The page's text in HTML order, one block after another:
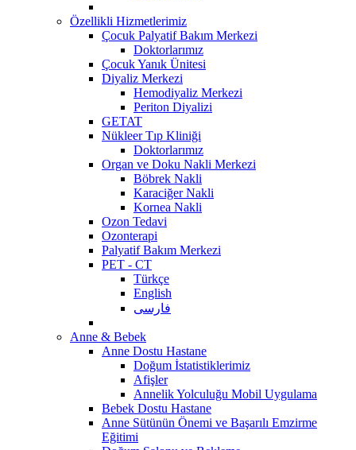
Özellikli Hizmetlerimiz
Çocuk Palyatif Bakım Merkezi
Doktorlarımız
Çocuk Yanık Ünitesi
Diyaliz Merkezi
Hemodiyaliz Merkezi
Periton Diyalizi
GETAT
Nükleer Tıp Kliniği
Doktorlarımız
Organ ve Doku Nakli Merkezi
Böbrek Nakli
Karaciğer Nakli
Kornea Nakli
Ozon Tedavi
Ozonterapi
Palyatif Bakım Merkezi
PET - CT
Türkçe
English
فارسی
Anne & Bebek
Anne Dostu Hastane
Doğum İstatistiklerimiz
Afişler
Annelik Yolculuğu Mobil Uygulama
Bebek Dostu Hastane
Anne Sütünün Önemi ve Başarılı Emzirme
Eğitimi